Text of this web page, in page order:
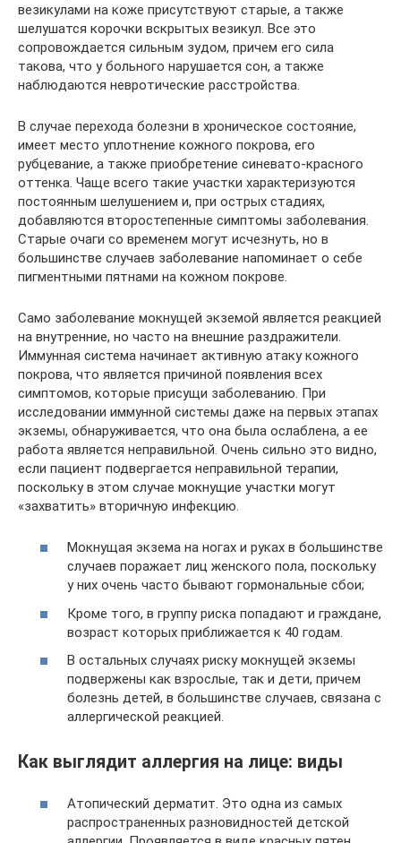
везикулами на коже присутствуют старые, а также
шелушатся корочки вскрытых везикул. Все это
сопровождается сильным зудом, причем его сила
такова, что у больного нарушается сон, а также
наблюдаются невротические расстройства.
В случае перехода болезни в хроническое состояние,
имеет место уплотнение кожного покрова, его
рубцевание, а также приобретение синевато-красного
оттенка. Чаще всего такие участки характеризуются
постоянным шелушением и, при острых стадиях,
добавляются второстепенные симптомы заболевания.
Старые очаги со временем могут исчезнуть, но в
большинстве случаев заболевание напоминает о себе
пигментными пятнами на кожном покрове.
Само заболевание мокнущей экземой является реакцией
на внутренние, но часто на внешние раздражители.
Иммунная система начинает активную атаку кожного
покрова, что является причиной появления всех
симптомов, которые присущи заболеванию. При
исследовании иммунной системы даже на первых этапах
экземы, обнаруживается, что она была ослаблена, а ее
работа является неправильной. Очень сильно это видно,
если пациент подвергается неправильной терапии,
поскольку в этом случае мокнущие участки могут
«захватить» вторичную инфекцию.
Мокнущая экзема на ногах и руках в большинстве
случаев поражает лиц женского пола, поскольку
у них очень часто бывают гормональные сбои;
Кроме того, в группу риска попадают и граждане,
возраст которых приближается к 40 годам.
В остальных случаях риску мокнущей экземы
подвержены как взрослые, так и дети, причем
болезнь детей, в большинстве случаев, связана с
аллергической реакцией.
Как выглядит аллергия на лице: виды
Атопический дерматит. Это одна из самых
распространенных разновидностей детской